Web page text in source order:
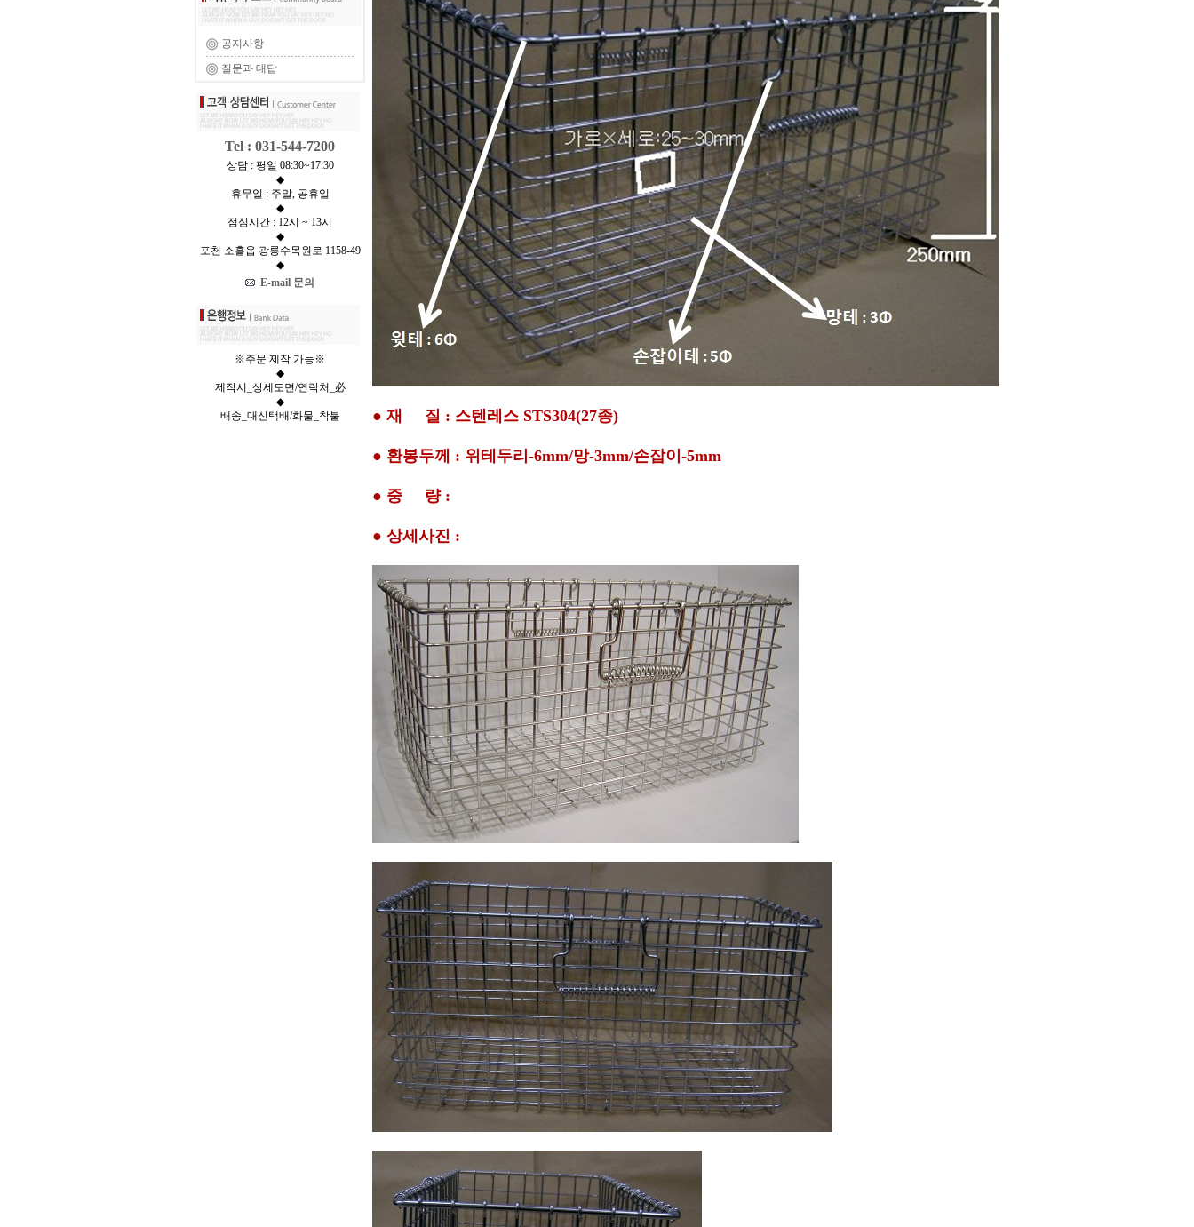
공지사항
질문과 대답
Tel : 031-544-7200
상담 : 평일 08:30~17:30
◆
휴무일 : 주말, 공휴일
◆
점심시간 : 12시 ~ 13시
◆
포천 소흘읍 광릉수목원로 1158-49
◆
E-mail 문의
※주문 제작 가능※
◆
제작시_상세도면/연락처_必
◆
배송_대신택배/화물_착불
● 재 질 : 스텐레스 STS304(27종)
● 환봉두께 : 위테두리-6mm/망-3mm/손잡이-5mm
● 중 량 :
● 상세사진 :